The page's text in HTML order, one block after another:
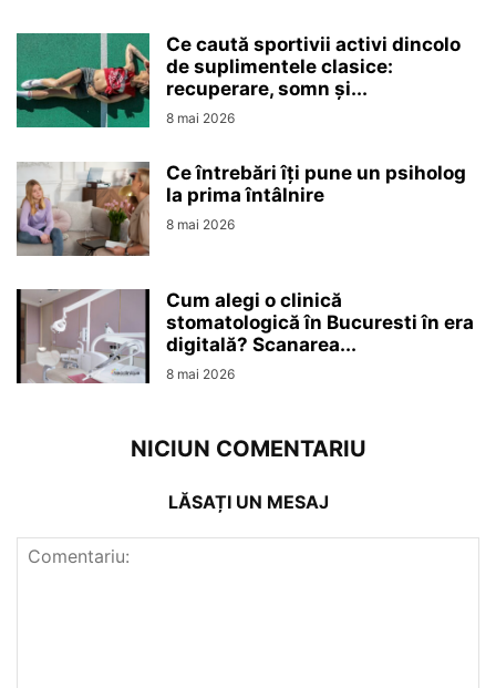
Ce caută sportivii activi dincolo
de suplimentele clasice:
recuperare, somn și...
8 mai 2026
Ce întrebări îți pune un psiholog
la prima întâlnire
8 mai 2026
Cum alegi o clinică
stomatologică în Bucuresti în era
digitală? Scanarea...
8 mai 2026
NICIUN COMENTARIU
LĂSAȚI UN MESAJ